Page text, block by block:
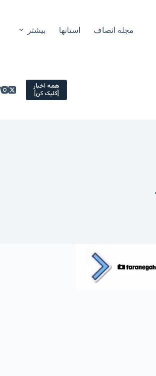
مجله انصاف استانها بیشتر
همه اخبار
[کلیک کن]